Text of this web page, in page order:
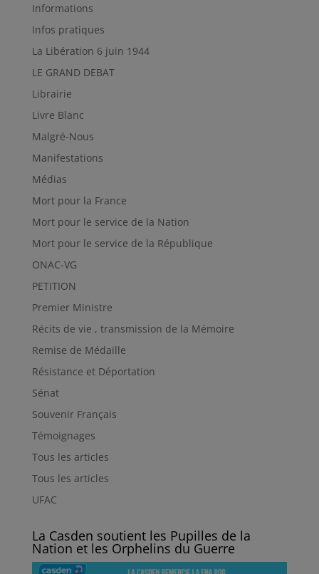
Informations
Infos pratiques
La Libération 6 juin 1944
LE GRAND DEBAT
Librairie
Livre Blanc
Malgré-Nous
Manifestations
Médias
Mort pour la France
Mort pour le service de la Nation
Mort pour le service de la République
ONAC-VG
PETITION
Premier Ministre
Récits de vie , transmission de la Mémoire
Remise de Médaille
Résistance et Déportation
Sénat
Souvenir Français
Témoignages
Tous les articles
Tous les articles
UFAC
La Casden soutient les Pupilles de la
Nation et les Orphelins du Guerre